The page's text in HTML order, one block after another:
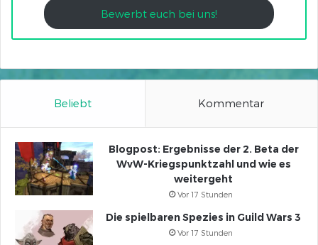
Bewerbt euch bei uns!
Beliebt Kommentar
Blogpost: Ergebnisse der 2. Beta der
WvW-Kriegspunktzahl und wie es
weitergeht
Vor 17 Stunden
Die spielbaren Spezies in Guild Wars 3
Vor 17 Stunden